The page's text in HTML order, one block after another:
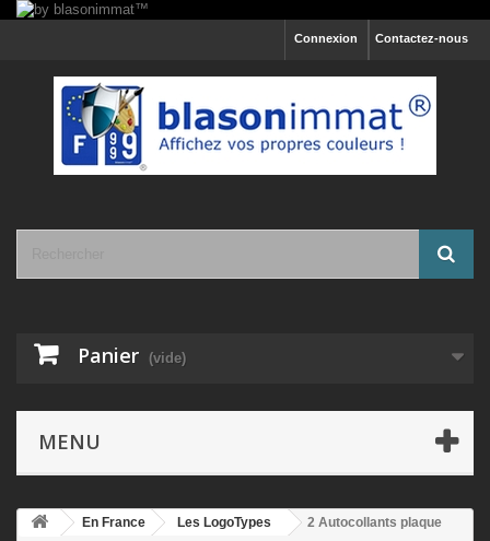
Contactez-nous
Connexion
Panier (vide)
MENU
En France Les LogoTypes
2 Autocollants plaque